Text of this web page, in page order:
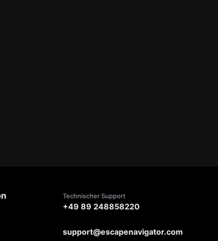
Technischer Support
+49 89 248858220
support@escapenavigator.com